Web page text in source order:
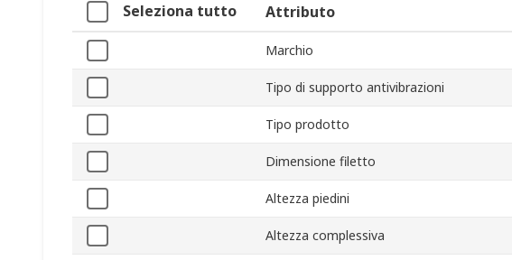
Seleziona tutto Attributo
Marchio
Tipo di supporto antivibrazioni
Tipo prodotto
Dimensione filetto
Altezza piedini
Altezza complessiva